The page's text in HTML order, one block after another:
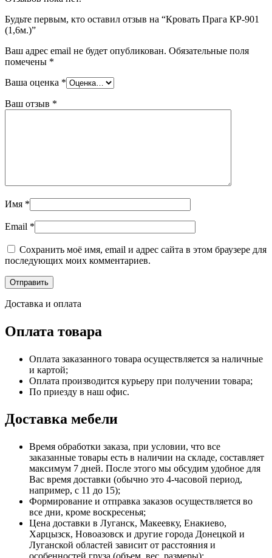
Будьте первым, кто оставил отзыв на “Кровать Прага КР-901
(1,6м.)”
Ваш адрес email не будет опубликован. Обязательные поля
помечены *
Ваша оценка *
Ваш отзыв *
Имя *
Email *
Сохранить моё имя, email и адрес сайта в этом браузере для
последующих моих комментариев.
Доставка и оплата
Оплата товара
Оплата заказанного товара осуществляется за наличные
и картой;
Оплата производится курьеру при получении товара;
По приезду в наш офис.
Доставка мебели
Время обработки заказа, при условии, что все
заказанные товары есть в наличии на складе, составляет
максимум 7 дней. После этого мы обсудим удобное для
Вас время доставки (обычно это 4-часовой период,
например, с 11 до 15);
Формирование и отправка заказов осуществляется во
все дни, кроме воскресенья;
Цена доставки в Луганск, Макеевку, Енакиево,
Харцызск, Новоазовск и другие города Донецкой и
Луганской областей зависит от расстояния и